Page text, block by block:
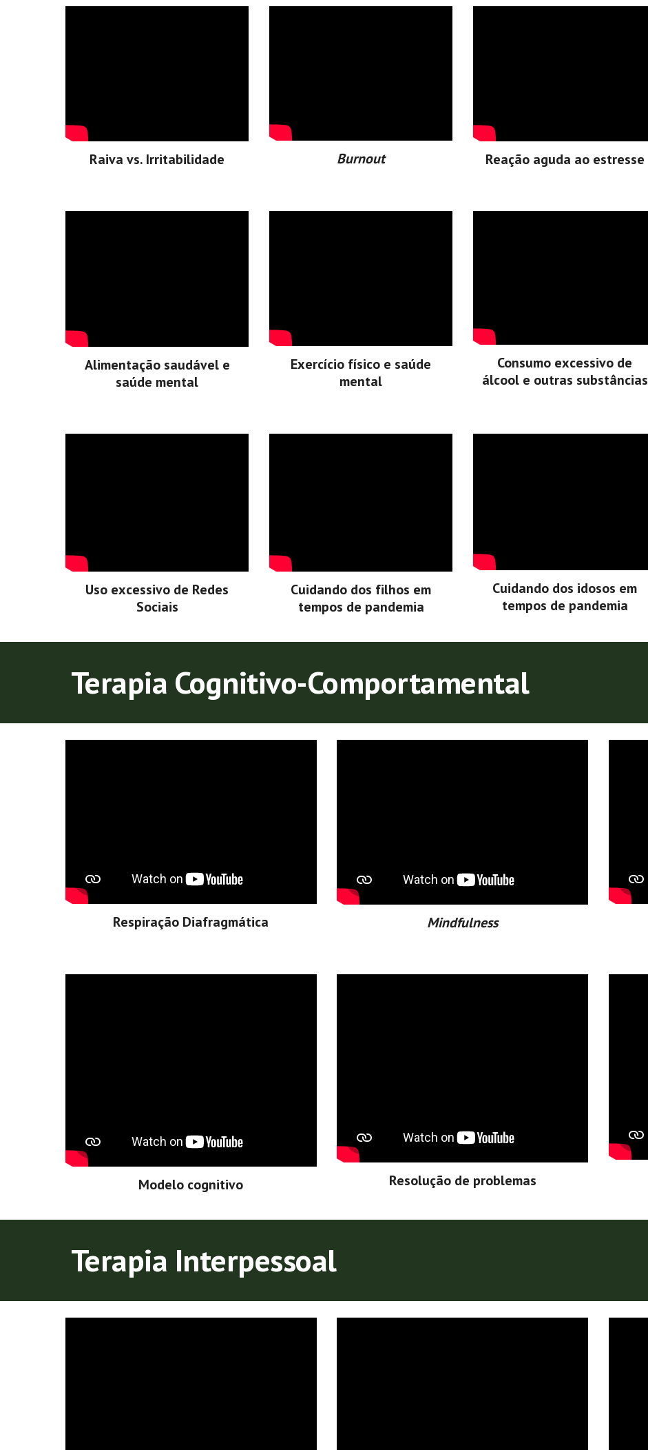
Raiva vs. Irritabilidade Burnout Reação aguda ao estresse
Alimentação saudável e
saúde mental
Exercício físico e saúde
mental
Consumo excessivo de
álcool e outras substâncias
Uso excessivo de Redes
Sociais
Cuidando dos filhos em
tempos de pandemia
Cuidando dos idosos em
tempos de pandemia
Terapia Cognitivo-Comportamental
Respiração Diafragmática Mindfulness
Modelo cognitivo Resolução de problemas
Terapia Interpessoal